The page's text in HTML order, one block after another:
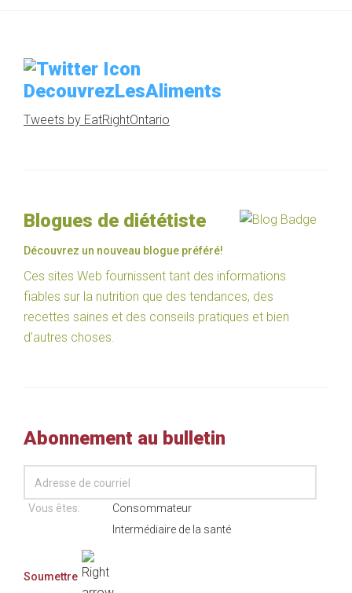
DecouvrezLesAliments
Tweets by EatRightOntario
Blogues de diététiste
Découvrez un nouveau blogue préféré!
Ces sites Web fournissent tant des informations
fiables sur la nutrition que des tendances, des
recettes saines et des conseils pratiques et bien
d’autres choses.
Abonnement au bulletin
Vous êtes:
Consommateur
Intermédiaire de la santé